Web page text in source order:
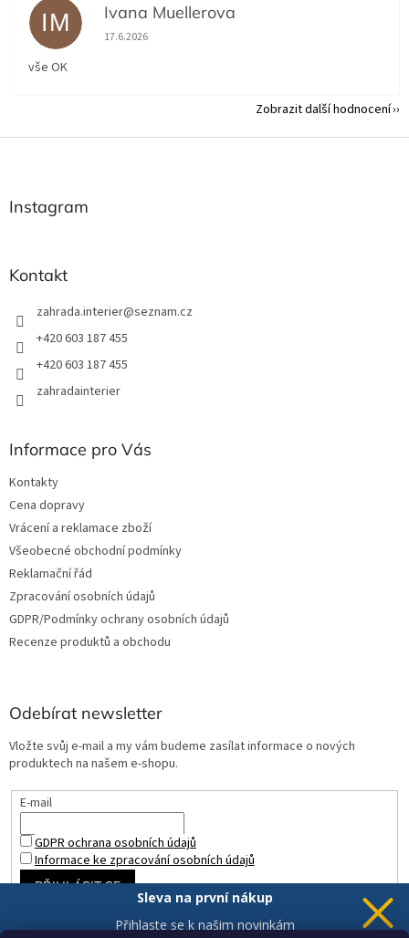
IM Ivana Muellerova
Hodnocení obchodu je 5 z 5 hvězdiček.
17.6.2026
vše OK
Zobrazit další hodnocení
Z
Instagram
Kontakt
zahrada.interier@seznam.cz
+420 603 187 455
+420 603 187 455
zahradainterier
Informace pro Vás
Kontakty
Cena dopravy
Vrácení a reklamace zboží
Všeobecné obchodní podmínky
Reklamační řád
Zpracování osobních údajů
GDPR/Podmínky ochrany osobních údajů
Recenze produktů a obchodu
Odebírat newsletter
Vložte svůj e-mail a my vám budeme zasílat informace o nových
produktech na našem e-shopu.
E-mail
GDPR ochrana osobních údajů
Informace ke zpracování osobních údajů
PŘIHLÁSIT SE
Sleva na první nákup
Přihlaste se k našim novinkám